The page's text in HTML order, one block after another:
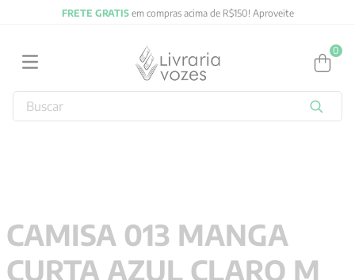
FRETE GRATISem compras acima de R$150! Aproveite
0
Buscar
CAMISA 013 MANGA
CURTA AZUL CLARO M
4º jung
byung chul han